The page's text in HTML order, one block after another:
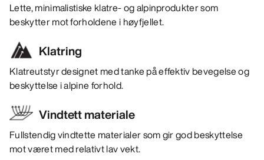
Lette, minimalistiske klatre- og alpinprodukter som
beskytter mot forholdene i høyfjellet.
Klatring
Klatreutstyr designet med tanke på effektiv bevegelse og
beskyttelse i alpine forhold.
Vindtett materiale
Fullstendig vindtette materialer som gir god beskyttelse
mot været med relativt lav vekt.